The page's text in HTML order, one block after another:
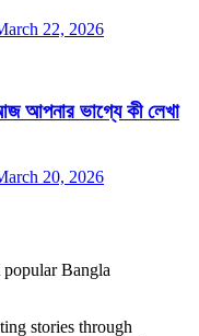
22, 2026
ভাগ্যে কী লেখা
20, 2026
Bangla
stories through